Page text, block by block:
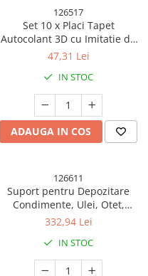
126517
Set 10 x Placi Tapet
Autocolant 3D cu Imitatie de
Caramida, pentru Perete
Curatat, Rezistent la Apa,
Autoadeziv, 30x30 cm, Maro
47,31 Lei
IN STOC
ADAUGA IN COS
126611
Suport pentru Depozitare
Condimente, Ulei, Otet,
Montare pe Perete din 9
Bucatarie, 24 x 21.9 x 31.5cm,
Alb
332,94 Lei
IN STOC